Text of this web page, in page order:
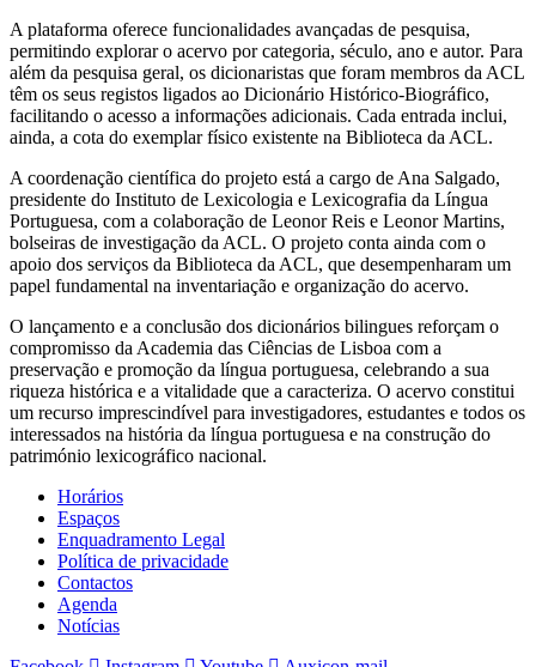
A plataforma oferece funcionalidades avançadas de pesquisa,
permitindo explorar o acervo por categoria, século, ano e autor. Para
além da pesquisa geral, os dicionaristas que foram membros da ACL
têm os seus registos ligados ao Dicionário Histórico-Biográfico,
facilitando o acesso a informações adicionais. Cada entrada inclui,
ainda, a cota do exemplar físico existente na Biblioteca da ACL.
A coordenação científica do projeto está a cargo de Ana Salgado,
presidente do Instituto de Lexicologia e Lexicografia da Língua
Portuguesa, com a colaboração de Leonor Reis e Leonor Martins,
bolseiras de investigação da ACL. O projeto conta ainda com o
apoio dos serviços da Biblioteca da ACL, que desempenharam um
papel fundamental na inventariação e organização do acervo.
O lançamento e a conclusão dos dicionários bilingues reforçam o
compromisso da Academia das Ciências de Lisboa com a
preservação e promoção da língua portuguesa, celebrando a sua
riqueza histórica e a vitalidade que a caracteriza. O acervo constitui
um recurso imprescindível para investigadores, estudantes e todos os
interessados na história da língua portuguesa e na construção do
património lexicográfico nacional.
Horários
Espaços
Enquadramento Legal
Política de privacidade
Contactos
Agenda
Notícias